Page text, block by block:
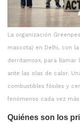
La organización
mascota) en Delhi, con
derritamos», para llamar
ante las olas de calor.
combustibles fósiles y
fenómenos cada vez
Quiénes son los